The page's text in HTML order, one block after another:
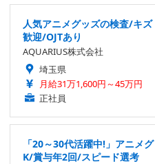
人気アニメグッズの検査/キ
歓迎/OJTあり
AQUARIUS株式会社
埼玉県
月給31万1,600円～45万円
正社員
「20～30代活躍中!」アニメ
K/賞与年2回/スピード選考